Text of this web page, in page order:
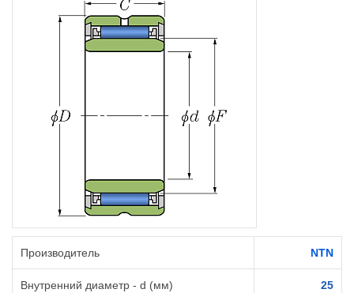
Производитель NTN
Внутренний диаметр - d (мм) 25